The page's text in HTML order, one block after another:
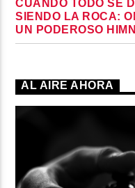
CUANDO TODO SE
SIENDO LA ROCA:
UN PODEROSO
AL AIRE AHORA